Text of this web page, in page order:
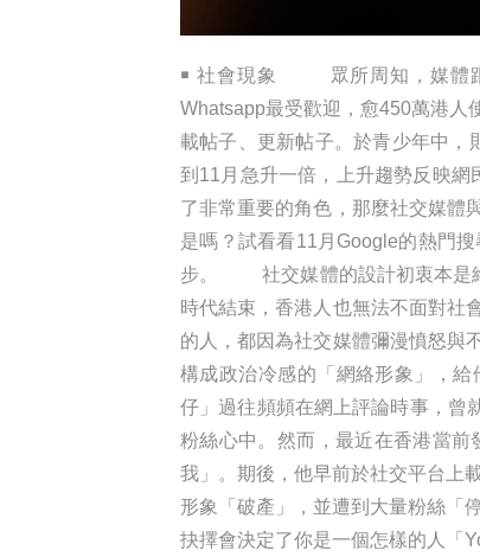
￭ 社會現象 眾所周知，媒體跟
Whatsapp最受歡迎，愈450萬港人
載帖子、更新帖子。於青少年中，
到11月急升一倍，上升趨勢反映
了非常重要的角色，那麼社交媒體
是嗎？試看看11月Google的熱門
步。 社交媒體的設計初衷本是維
時代結束，香港人也無法不面對社
的人，都因為社交媒體彌漫憤怒與
構成政治冷感的「網絡形象」，
仔」過往頻頻在網上評論時事，曾
粉絲心中。然而，最近在香港當
我」。期後，他早前於社交平台上
形象「破產」，並遭到大量粉絲
抉擇會決定了你是一個怎樣的人「